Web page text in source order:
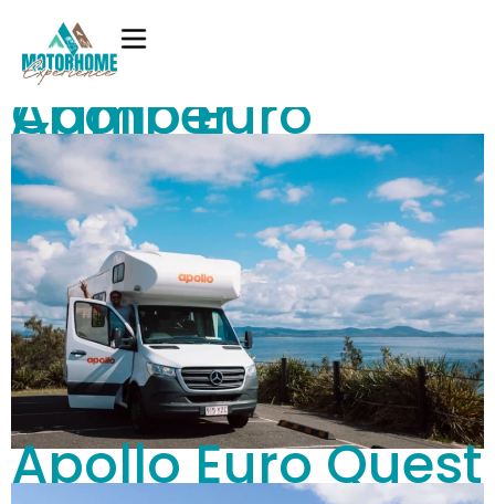
Apollo Euro Camper
Apollo Euro Quest